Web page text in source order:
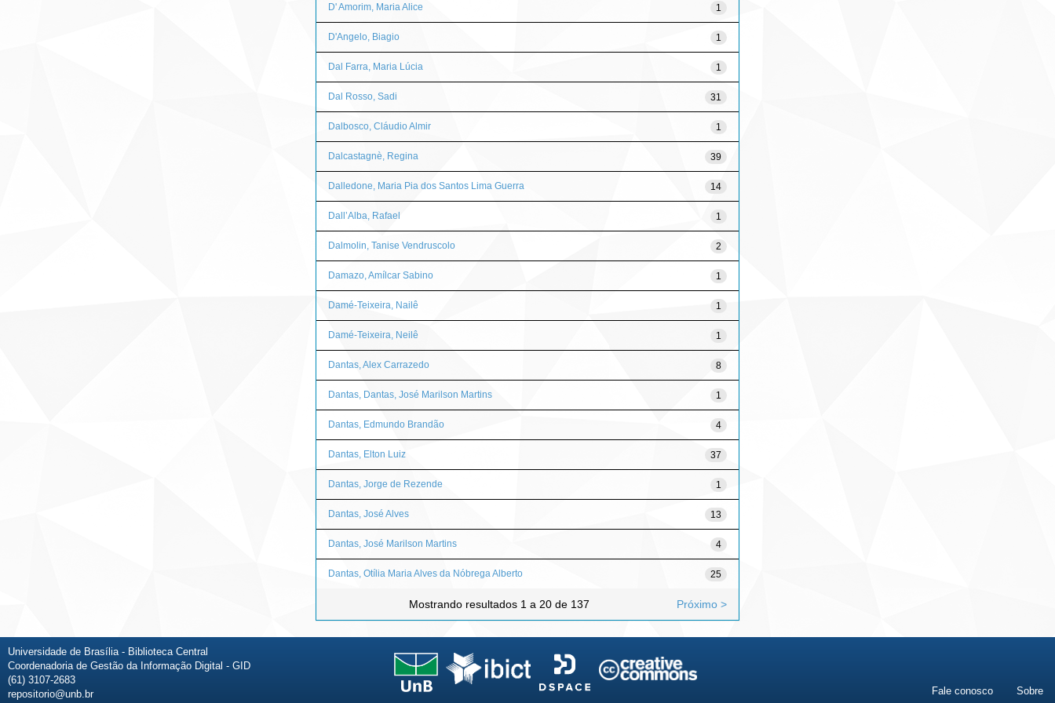
D' Amorim, Maria Alice 1
D'Angelo, Biagio 1
Dal Farra, Maria Lúcia 1
Dal Rosso, Sadi 31
Dalbosco, Cláudio Almir 1
Dalcastagnè, Regina 39
Dalledone, Maria Pia dos Santos Lima Guerra 14
Dall’Alba, Rafael 1
Dalmolin, Tanise Vendruscolo 2
Damazo, Amílcar Sabino 1
Damé-Teixeira, Nailê 1
Damé-Teixeira, Neilê 1
Dantas, Alex Carrazedo 8
Dantas, Dantas, José Marilson Martins 1
Dantas, Edmundo Brandão 4
Dantas, Elton Luiz 37
Dantas, Jorge de Rezende 1
Dantas, José Alves 13
Dantas, José Marilson Martins 4
Dantas, Otília Maria Alves da Nóbrega Alberto 25
Mostrando resultados 1 a 20 de 137 Próximo >
Universidade de Brasília - Biblioteca Central
Coordenadoria de Gestão da Informação Digital - GID
(61) 3107-2683
repositorio@unb.br
Fale conosco Sobre